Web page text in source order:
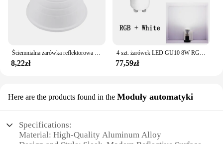
Ściemnialna żarówka reflektorowa LED GU10 MR16 GU5.3 E27 E14 E12 110V 220V COB Lampa 24 kąt wiązki do dekoracji sypialni typu Downlight
8,22zł
4 szt. żarówek LED GU10 8W RGB z możliwością ściemniania 16 kolorów Zmienne światło punktowe z funkcją pamięci zdalnego sterowania na podczerwień do salonu
77,59zł
Here are the products found in the Moduły automatyki
Specifications:
Material: High-Quality Aluminum Alloy